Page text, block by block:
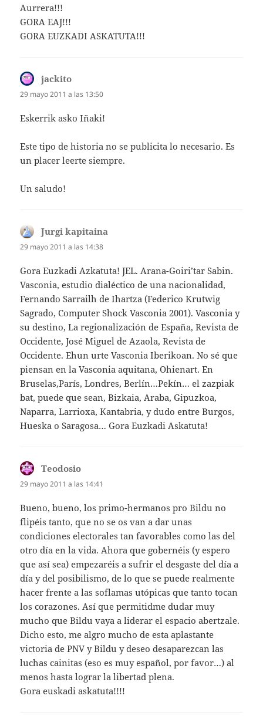
Aurrera!!!
GORA EAJ!!!
GORA EUZKADI ASKATUTA!!!
jackito
29 mayo 2011 a las 13:50
Eskerrik asko Iñaki!
Este tipo de historia no se publicita lo necesario. Es
un placer leerte siempre.
Un saludo!
Jurgi kapitaina
29 mayo 2011 a las 14:38
Gora Euzkadi Azkatuta! JEL. Arana-Goiri’tar Sabin.
Vasconia, estudio dialéctico de una nacionalidad,
Fernando Sarrailh de Ihartza (Federico Krutwig
Sagrado, Computer Shock Vasconia 2001). Vasconia y
su destino, La regionalización de España, Revista de
Occidente, José Miguel de Azaola, Revista de
Occidente. Ehun urte Vasconia Iberikoan. No sé que
piensan en la Vasconia aquitana, Ohienart. En
Bruselas,París, Londres, Berlín…Pekín… el zazpiak
bat, puede que sean, Bizkaia, Araba, Gipuzkoa,
Naparra, Larrioxa, Kantabria, y dudo entre Burgos,
Hueska o Saragosa… Gora Euzkadi Askatuta!
Teodosio
29 mayo 2011 a las 14:41
Bueno, bueno, los primo-hermanos pro Bildu no
flipéis tanto, que no se os van a dar unas
condiciones electorales tan favorables como las del
otro día en la vida. Ahora que gobernéis (y espero
que así sea) empezaréis a sufrir el desgaste del día a
día y del posibilismo, de lo que se puede realmente
hacer frente a las soflamas utópicas que tanto tocan
los corazones. Así que permitidme dudar muy
mucho que Bildu vaya a liderar el espacio abertzale.
Dicho esto, me algro mucho de esta aplastante
victoria de PNV y Bildu y deseo desaparezcan las
luchas cainitas (eso es muy español, por favor…) al
menos hasta lograr la libertad plena.
Gora euskadi askatuta!!!!